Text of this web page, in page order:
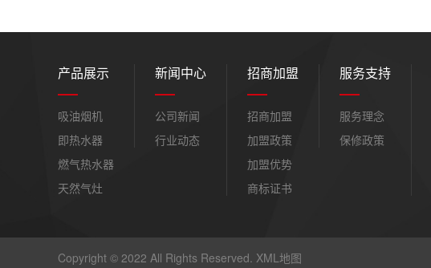
产品展示
吸油烟机
即热水器
燃气热水器
天然气灶
新闻中心
公司新闻
行业动态
招商加盟
招商加盟
加盟政策
加盟优势
商标证书
服务支持
服务理念
保修政策
Copyright © 2022 All Rights Reserved. XML地图